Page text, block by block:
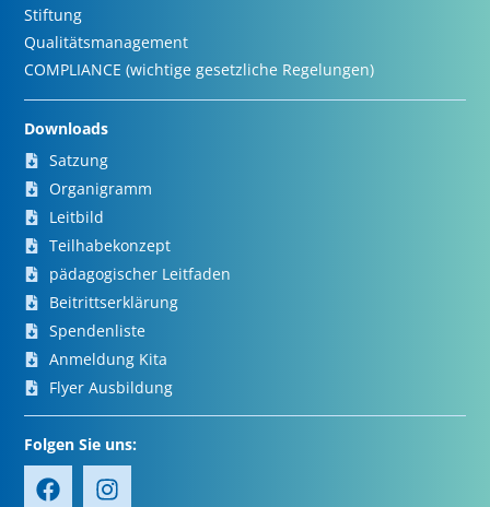
Stiftung
Qualitätsmanagement
COMPLIANCE (wichtige gesetzliche Regelungen)
Downloads
Satzung
Organigramm
Leitbild
Teilhabekonzept
pädagogischer Leitfaden
Beitrittserklärung
Spendenliste
Anmeldung Kita
Flyer Ausbildung
Folgen Sie uns: